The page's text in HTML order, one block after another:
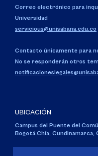
Correo electrónico para
Universidad
servicious@unisabana.edu.co
Contacto únicamente para
No se responderán otros
UBICACIÓN
Campus del Puente del
Bogotá.Chía, Cundinamarca,